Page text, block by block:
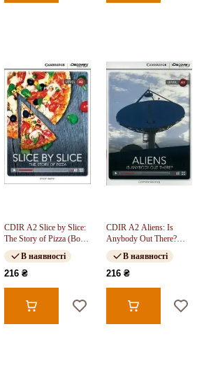
CDIR A2 Slice by Slice:
The Story of Pizza (Book
with Online Access)
В наявності
216 ₴
CDIR A2 Aliens: Is
Anybody Out There?
(Book with Online
Access)В наявності
216 ₴